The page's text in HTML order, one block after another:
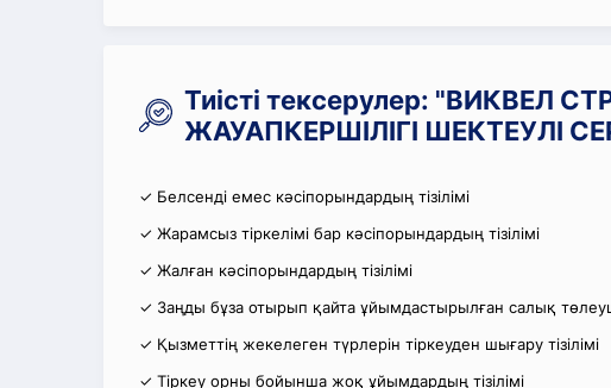
Тиісті тексерулер: "ВИКВЕЛ
ЖАУАПКЕРШІЛІГІ ШЕКТЕУЛІ
✓ Белсенді емес кәсіпорындардың тізілімі
✓ Жарамсыз тіркелімі бар кәсіпорындардың тізілімі
✓ Жалған кәсіпорындардың тізілімі
✓ Заңды бұза отырып қайта ұйымдастырылған салық
✓ Қызметтің жекелеген түрлерін тіркеуден шығару тізілімі
✓ Тіркеу орны бойынша жоқ ұйымдардың тізілімі